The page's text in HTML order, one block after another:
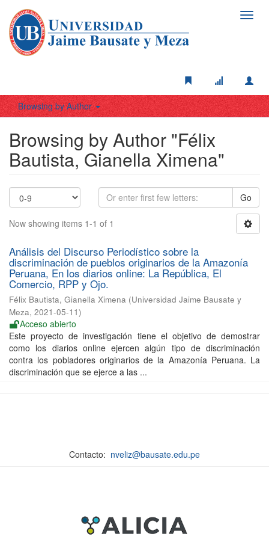
Browsing by Author
Browsing by Author "Félix
Bautista, Gianella Ximena"
Go
Now showing items 1-1 of 1
Análisis del Discurso Periodístico sobre la
discriminación de pueblos originarios de la Amazonía
Peruana, En los diarios online: La República, El
Comercio, RPP y Ojo.
Félix Bautista, Gianella Ximena (Universidad Jaime Bausate y
Meza, 2021-05-11)
Acceso abierto
Este proyecto de investigación tiene el objetivo de demostrar
como los diarios online ejercen algún tipo de discriminación
contra los pobladores originarios de la Amazonía Peruana. La
discriminación que se ejerce a las ...
Contacto: nveliz@bausate.edu.pe